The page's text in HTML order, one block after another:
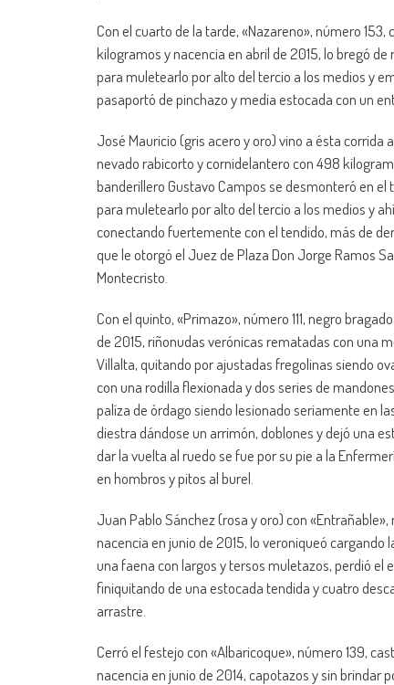
Con el cuarto de la tarde, «Nazareno», número
kilogramos y nacencia en abril de 2015, lo bregó
para muletearlo por alto del tercio a los medios y
pasaportó de pinchazo y media estocada con un
José Mauricio (gris acero y oro) vino a ésta corrida
nevado rabicorto y cornidelantero con 498
banderillero Gustavo Campos se desmonteró en
para muletearlo por alto del tercio a los medios y
conectando fuertemente con el tendido, más de
que le otorgó el Juez de Plaza Don Jorge Ramos
Montecristo.
Con el quinto, «Primazo», número 111, negro
de 2015, riñonudas verónicas rematadas con una
Villalta, quitando por ajustadas fregolinas siendo
con una rodilla flexionada y dos series de
palíza de órdago siendo lesionado seriamente en
diestra dándose un arrimón, doblones y dejó una
dar la vuelta al ruedo se fue por su pie a la
en hombros y pitos al burel.
Juan Pablo Sánchez (rosa y oro) con
nacencia en junio de 2015, lo veroniqueó
una faena con largos y tersos muletazos, perdió el
finiquitando de una estocada tendida y cuatro
arrastre.
Cerró el festejo con «Albaricoque», número 139,
nacencia en junio de 2014, capotazos y sin brindar